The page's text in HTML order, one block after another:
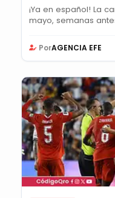
¡Ya en español! La
mayo, semanas
PorAGENCIA EFE